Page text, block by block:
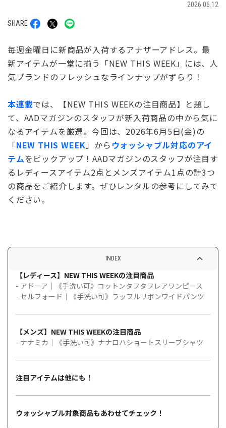
2026.06.12
SHARE
毎週金曜日に新商品が入荷するアナザーアドレス。最
新アイテムが一堂に揃う「NEW THIS WEEK」には、人
気ブランドのフレッシュなラインナップがずらり！
本連載では、【NEW THIS WEEKの注目商品】と題し
て、AADマガジンのスタッフが新入荷商品の中から気に
なるアイテムを厳選。今回は、2026年6月5日(金)の
「NEW THIS WEEK 」からウォッシャブル対応のアイ
テムをピックアップ！AADマガジンのスタッフが注目す
るレディースアイテム2点とメンズアイテム1点の計3つ
の商品をご紹介します。ぜひレンタルの参考にしてみて
ください。
INDEX
【レディース】NEW THIS WEEKの注目商品
- アドーア｜《手洗い可》コットンタフタフレアワンピース
- セルフォード｜《手洗い可》ラッフルリボンワイドパンツ
【メンズ】NEW THIS WEEKの注目商品
- ナナミカ｜《手洗い可》ナナロハショートスリーブシャツ
注目アイテムは他にも！
ウォッシャブル対象商品もあわせてチェック！